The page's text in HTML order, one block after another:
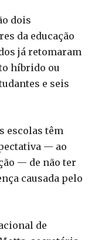
dois
da educação
já retomaram
híbrido ou
e seis
escolas têm
— ao
— de não ter
causada pelo
de